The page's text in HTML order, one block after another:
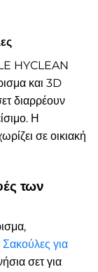
HYCLEAN
και 3D
διαρρέουν
Η
σε οικιακή
των
Σακούλες για
σετ για